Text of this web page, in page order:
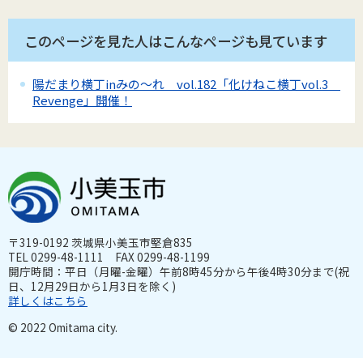
このページを見た人はこんなページも見ています
陽だまり横丁inみの～れ vol.182「化けねこ横丁vol.3
Revenge」開催！
〒319-0192 茨城県小美玉市堅倉835
TEL 0299-48-1111 FAX 0299-48-1199
開庁時間：平日（月曜-金曜）午前8時45分から午後4時30分まで(祝
日、12月29日から1月3日を除く)
詳しくはこちら
© 2022 Omitama city.